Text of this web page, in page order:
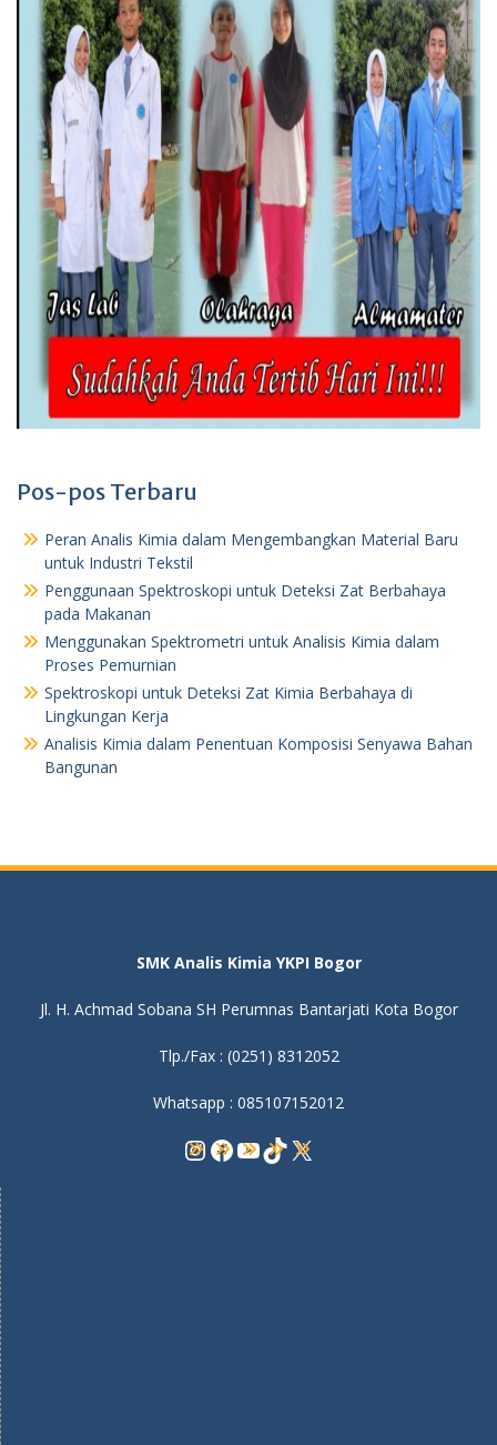
Pos-pos Terbaru
Peran Analis Kimia dalam Mengembangkan Material Baru
untuk Industri Tekstil
Penggunaan Spektroskopi untuk Deteksi Zat Berbahaya
pada Makanan
Menggunakan Spektrometri untuk Analisis Kimia dalam
Proses Pemurnian
Spektroskopi untuk Deteksi Zat Kimia Berbahaya di
Lingkungan Kerja
Analisis Kimia dalam Penentuan Komposisi Senyawa Bahan
Bangunan
SMK Analis Kimia YKPI Bogor
Jl. H. Achmad Sobana SH Perumnas Bantarjati Kota Bogor
Tlp./Fax : (0251) 8312052
Whatsapp : 085107152012
Instagram
Facebook
YouTube
TikTok
X